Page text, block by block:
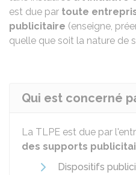
est due par toute
publicitaire (enseigne,
quelle que soit la nature de
Qui est concerné
La TLPE est due par
des supports
Dispositifs